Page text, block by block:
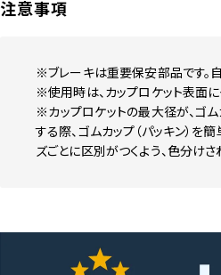
注意事項
※ブレーキは重要保安部品です。
※使用時は、カップロケット表面に
※カップロケットの最大径が、ゴ
する際、ゴムカップ（パッキン）
ズごとに区別がつくよう、色分けさ